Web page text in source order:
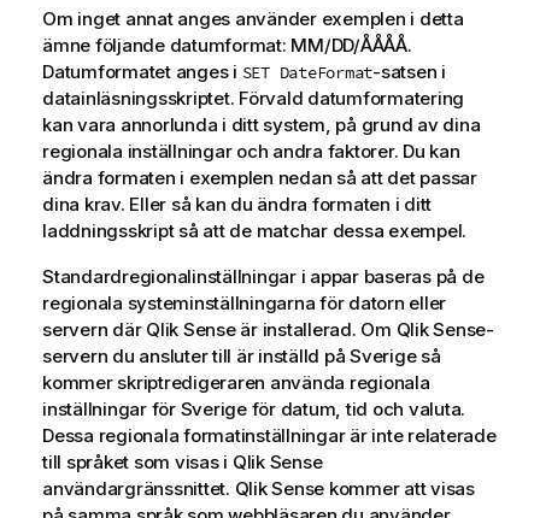
Om inget annat anges använder exemplen i detta
ämne följande datumformat: MM/DD/ÅÅÅÅ.
Datumformatet anges i SET DateFormat-satsen i
datainläsningsskriptet. Förvald datumformatering
kan vara annorlunda i ditt system, på grund av dina
regionala inställningar och andra faktorer. Du kan
ändra formaten i exemplen nedan så att det passar
dina krav. Eller så kan du ändra formaten i ditt
laddningsskript så att de matchar dessa exempel.
Standardregionalinställningar i appar baseras på de
regionala systeminställningarna för datorn eller
servern där Qlik Senseär installerad. Om Qlik Sense-
servern du ansluter till är inställd på Sverige så
kommer skriptredigeraren använda regionala
inställningar för Sverige för datum, tid och valuta.
Dessa regionala formatinställningar är inte relaterade
till språket som visas i Qlik Sense
användargränssnittet. Qlik Sense kommer att visas